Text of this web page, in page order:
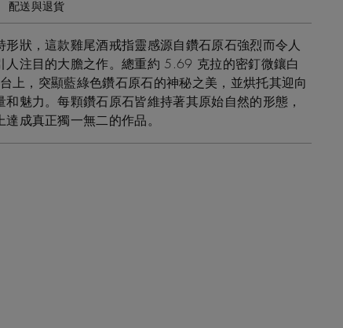
配送與退貨
形狀，這款雞尾酒戒指靈感源自鑽石原石強烈而令人
人注目的大膽之作。總重約 5.69 克拉的密釘微鑲白
上，突顯藍綠色鑽石原石的神秘之美，並烘托其迎向
魅力。每顆鑽石原石皆維持著其原始自然的形態，
成真正獨一無二的作品。